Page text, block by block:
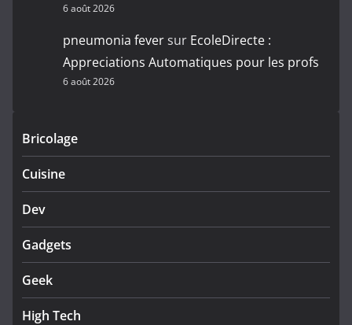
6 août 2026
pneumonia feversur EcoleDirecte :
Appreciations Automatiques pour les profs
6 août 2026
Bricolage
Cuisine
Dev
Gadgets
Geek
High Tech